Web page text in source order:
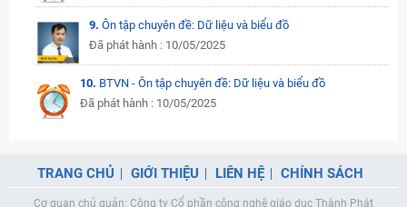
9. Ôn tập chuyên đề: Dữ liệu và biểu đồ
Đã phát hành : 10/05/2025
10. BTVN - Ôn tập chuyên đề: Dữ liệu và biểu đồ
Đã phát hành : 10/05/2025
TRANG CHỦ GIỚI THIỆU LIÊN HỆ CHÍNH SÁCH
Cơ quan chủ quản: Công ty Cổ phần công nghệ giáo dục Thành Phát